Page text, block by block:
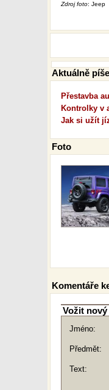
Zdroj foto: Jeep
Aktuálně
Přestavba
Kontrolky v
Jak si užít
Foto
Komentáře
Vožit
Jméno:
Předmět:
Text: